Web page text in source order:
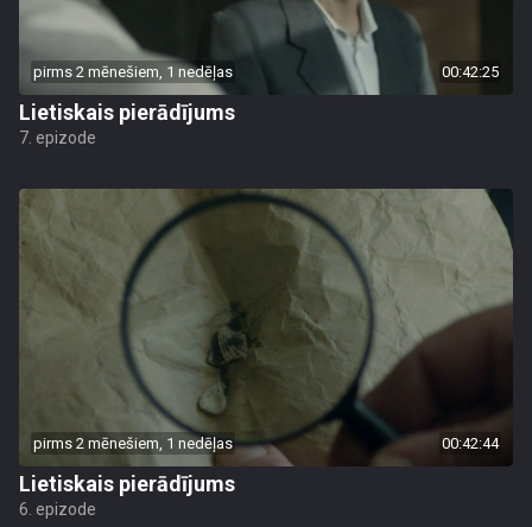
pirms 2 mēnešiem, 1 nedēļas 00:42:25
Lietiskais pierādījums
7. epizode
pirms 2 mēnešiem, 1 nedēļas 00:42:44
Lietiskais pierādījums
6. epizode